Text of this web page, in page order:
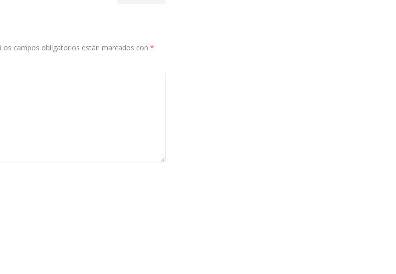
Los campos obligatorios están marcados con *